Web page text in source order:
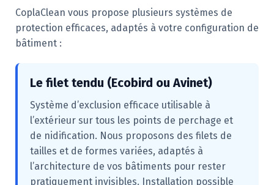
CoplaClean vous propose plusieurs systèmes de
protection efficaces, adaptés à votre configuration de
bâtiment :
Le filet tendu (Ecobird ou Avinet)
Système d’exclusion efficace utilisable à
l’extérieur sur tous les points de perchage et
de nidification. Nous proposons des filets de
tailles et de formes variées, adaptés à
l’architecture de vos bâtiments pour rester
pratiquement invisibles. Installation possible